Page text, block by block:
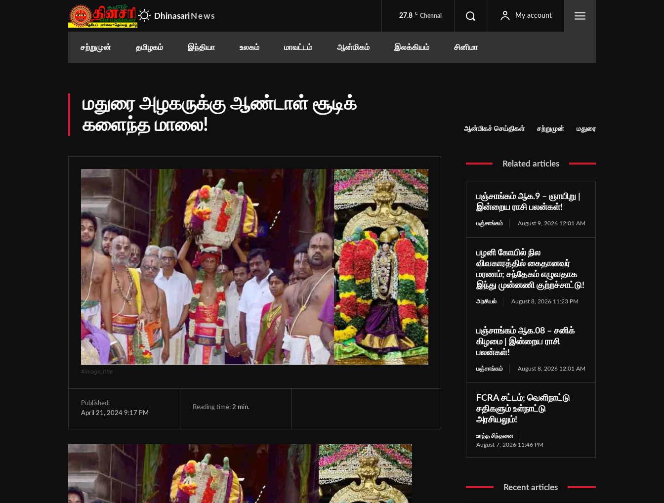
Dhinasari News 27.8 C Chennai My account
சற்றுமுன் தமிழகம் இந்தியா உலகம் மாவட்டம் ஆன்மிகம் இலக்கியம் சினிமா
மதுரை அழகருக்கு ஆண்டாள் சூடிக்
களைந்த மாலை!
ஆன்மிகச் செய்திகள் சற்றுமுன் மதுரை
#image_title
Published:
April 21, 2024 9:17 PM
Reading time: 2 min.
Related articles
பஞ்சாங்கம் ஆக.9 – ஞாயிறு |
இன்றைய ராசி பலன்கள்!
பஞ்சாங்கம் August 9, 2026 12:01 AM
பழனி கோயில் நில
விவகாரத்தில் கைதானவர்
மரணம்; சந்தேகம் எழுவதாக
இந்து முன்னணி குற்றச்சாட்டு!
அரசியல் August 8, 2026 11:23 PM
பஞ்சாங்கம் ஆக.08 – சனிக்
கிழமை | இன்றைய ராசி
பலன்கள்!
பஞ்சாங்கம் August 8, 2026 12:01 AM
FCRA சட்டம்; வெளிநாட்டு
சதிகளும் உள்நாட்டு
அரசியலும்!
உரத்த சிந்தனை
August 7, 2026 11:46 PM
Recent articles